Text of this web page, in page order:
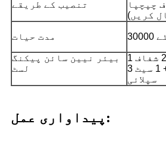
تنصیب کے طریقے
چپچپا
کریں)
مدت حیات
بیئر نیین سائن پیکنگ
لسٹ
1 بیئر نیین سائن +2 شفاف
چپچپا ہک + 1 سیٹ 3A پاور
سپلائی
پیداواری عمل: